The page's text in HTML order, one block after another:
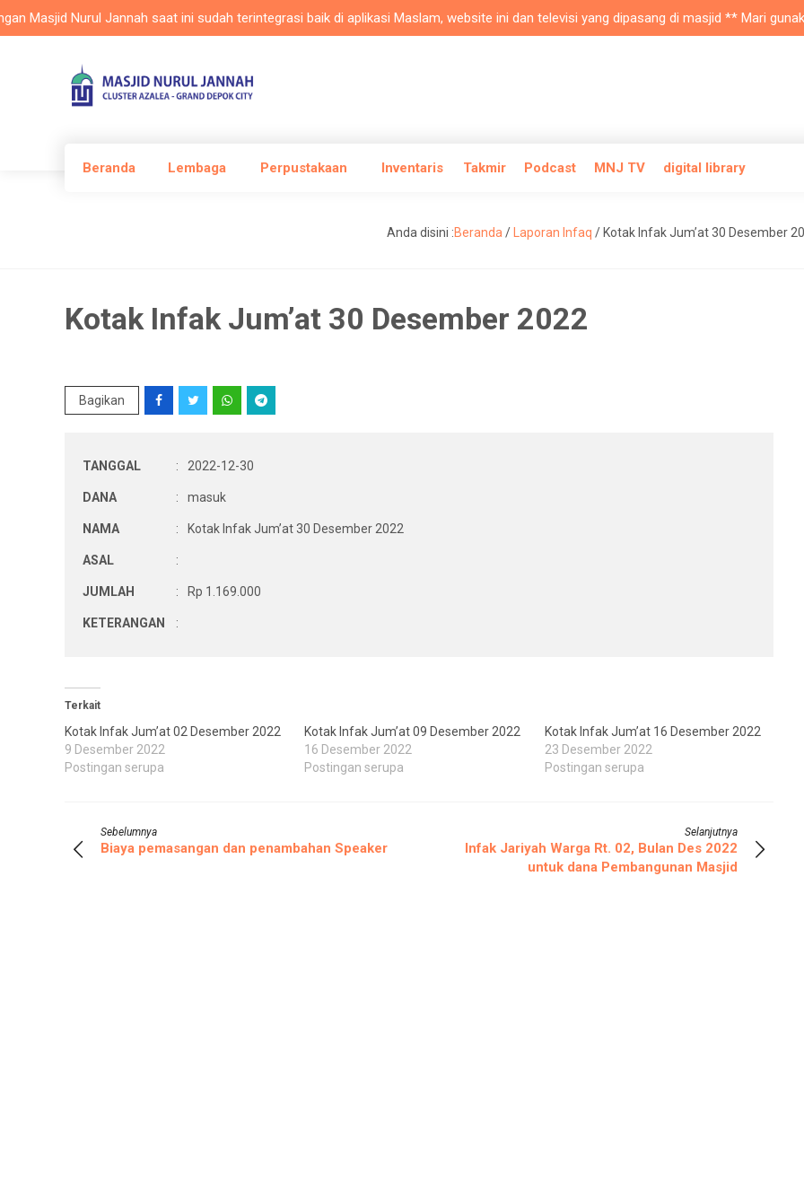
Nurul Jannah saat ini sudah terintegrasi baik di aplikasi Maslam, website ini dan televisi yang dipasang di masjid ** Mari
Beranda Lembaga Perpustakaan Inventaris Takmir Podcast MNJ TV digital library
Anda disini :Beranda / Laporan Infaq / Kotak Infak Jum’at 30 Desember
Kotak Infak Jum’at 30 Desember 2022
Bagikan
TANGGAL : 2022-12-30
DANA : masuk
NAMA : Kotak Infak Jum’at 30 Desember 2022
ASAL :
JUMLAH : Rp 1.169.000
KETERANGAN :
Terkait
Kotak Infak Jum’at 02 Desember 2022
9 Desember 2022
Postingan serupa
Kotak Infak Jum’at 09 Desember 2022
16 Desember 2022
Postingan serupa
Kotak Infak Jum’at 16 Desember 2022
23 Desember 2022
Postingan serupa
Sebelumnya
Biaya pemasangan dan penambahan Speaker
Selanjutnya
Infak Jariyah Warga Rt. 02, Bulan Des 2022
untuk dana Pembangunan Masjid